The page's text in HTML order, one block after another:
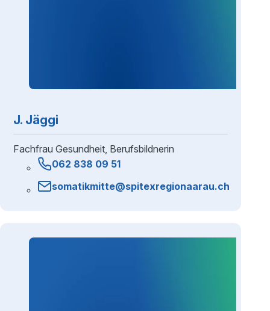
J. Jäggi
Fachfrau Gesundheit, Berufsbildnerin
062 838 09 51
somatikmitte@spitexregionaarau.ch